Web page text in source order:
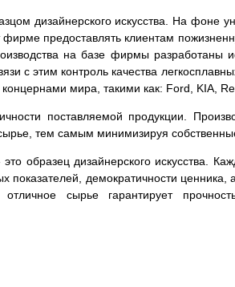
дизайнерского искусства. На фоне
фирме предоставлять клиентам
на базе фирмы
с этим контроль качества
мира, такими как: Ford, KIA,
поставляемой продукции.
тем самым минимизируя
образец дизайнерского искусства.
показателей, демократичности
сырье гарантирует